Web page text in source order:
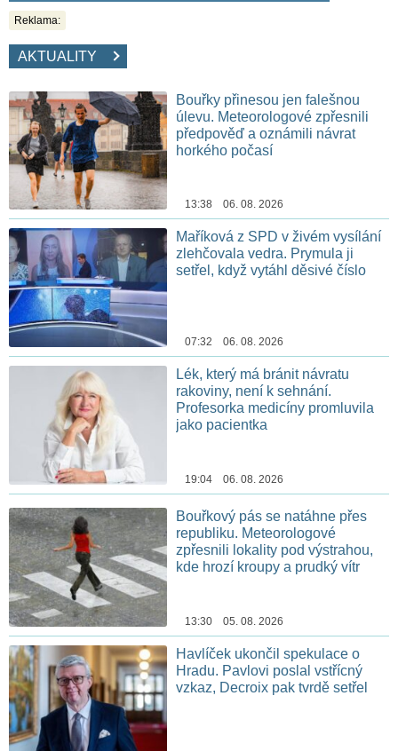
Reklama:
AKTUALITY
Bouřky přinesou jen falešnou
úlevu. Meteorologové zpřesnili
předpověď a oznámili návrat
horkého počasí
13:38 06. 08. 2026
Maříková z SPD v živém vysílání
zlehčovala vedra. Prymula ji
setřel, když vytáhl děsivé číslo
07:32 06. 08. 2026
Lék, který má bránit návratu
rakoviny, není k sehnání.
Profesorka medicíny promluvila
jako pacientka
19:04 06. 08. 2026
Bouřkový pás se natáhne přes
republiku. Meteorologové
zpřesnili lokality pod výstrahou,
kde hrozí kroupy a prudký vítr
13:30 05. 08. 2026
Havlíček ukončil spekulace o
Hradu. Pavlovi poslal vstřícný
vzkaz, Decroix pak tvrdě setřel